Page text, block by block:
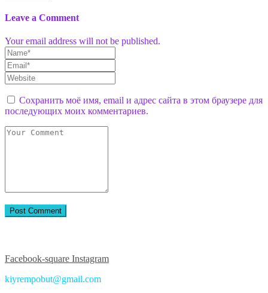
Leave a Comment
Your email address will not be published.
Сохранить моё имя, email и адрес сайта в этом браузере для
последующих моих комментариев.
Facebook-square Instagram
kiyrempobut@gmail.com